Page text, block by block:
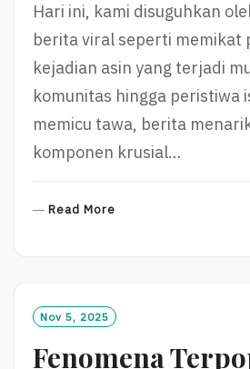
Hari ini, kami disuguhkan
berita viral seperti memikat
kejadian asin yang terjadi
komunitas hingga peristiwa
memicu tawa, berita
komponen krusial…
Read More
O
Nov 5, 2025
Fenomena